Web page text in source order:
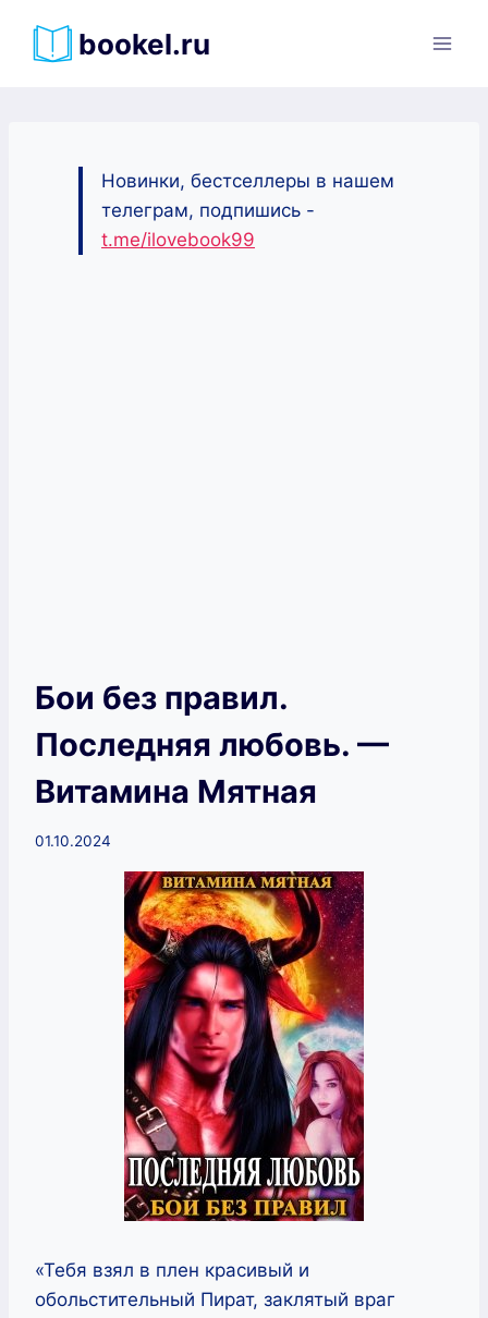
bookel.ru
Новинки, бестселлеры в нашем
телеграм, подпишись -
t.me/ilovebook99
Бои без правил.
Последняя любовь. —
Витамина Мятная
01.10.2024
«Тебя взял в плен красивый и
обольстительный Пират, заклятый враг